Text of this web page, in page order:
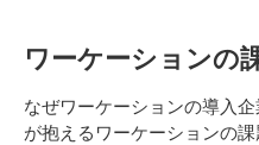
ワーケーションの
なぜワーケーションの導入
が抱えるワーケーションの